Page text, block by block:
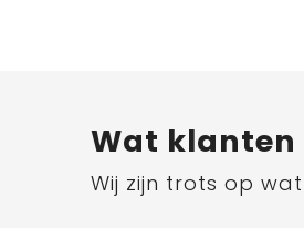
Wat klanten
Wij zijn trots op